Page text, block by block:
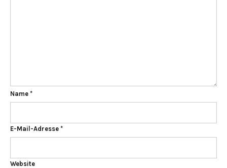
Name *
E-Mail-Adresse *
Website